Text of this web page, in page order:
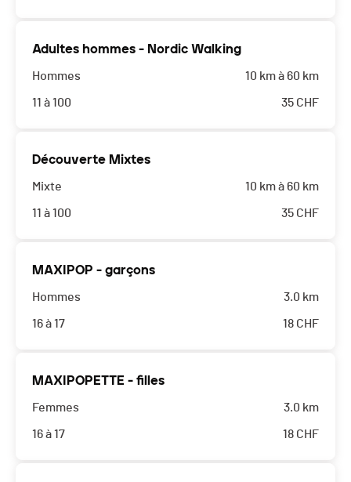
Adultes hommes - Nordic Walking
Hommes
11 à 100
10 km à 60 km
35 CHF
Découverte Mixtes
Mixte
11 à 100
10 km à 60 km
35 CHF
MAXIPOP - garçons
Hommes
16 à 17
3.0 km
18 CHF
MAXIPOPETTE - filles
Femmes
16 à 17
3.0 km
18 CHF